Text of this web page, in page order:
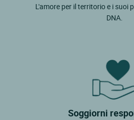
L'amore per il territorio e i suoi
DNA.
Soggiorni